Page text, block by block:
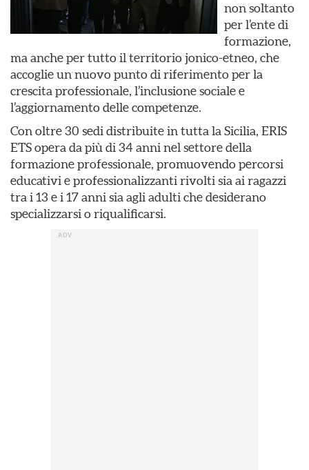
non soltanto
per l’ente di
formazione,
ma anche per tutto il territorio jonico-etneo, che
accoglie un nuovo punto di riferimento per la
crescita professionale, l’inclusione sociale e
l’aggiornamento delle competenze.
Con oltre 30 sedi distribuite in tutta la Sicilia, ERIS
ETS opera da più di 34 anni nel settore della
formazione professionale, promuovendo percorsi
educativi e professionalizzanti rivolti sia ai ragazzi
tra i 13 e i 17 anni sia agli adulti che desiderano
specializzarsi o riqualificarsi.